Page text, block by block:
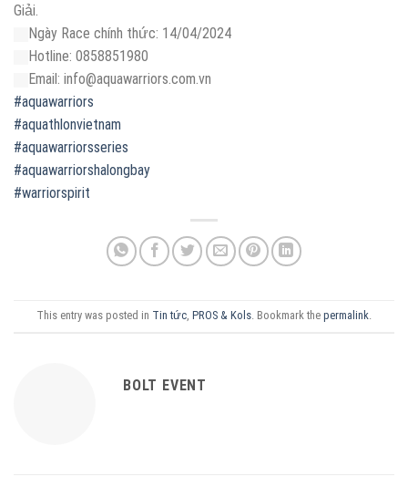
Giải.
Ngày Race chính thức: 14/04/2024
Hotline: 0858851980
Email: info@aquawarriors.com.vn
#aquawarriors
#aquathlonvietnam
#aquawarriorsseries
#aquawarriorshalongbay
#warriorspirit
This entry was posted in Tin tức, PROS & Kols. Bookmark the permalink.
BOLT EVENT